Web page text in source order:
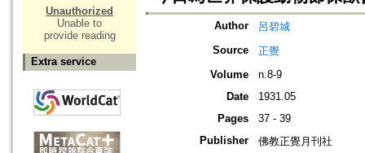
Unauthorized
Unable to
provide reading
Extra service
Author
呂碧城
Source
正覺
Volume
n.8-9
Date
1931.05
Pages
37 - 39
Publisher
佛教正覺月刊社